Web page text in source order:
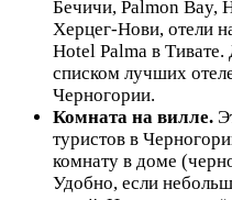
Бечичи, Palmon Bay,
Херцег-Нови, отели
Hotel Palma в
списком лучших
Черногории.
Комната на вилле.
туристов в
комнату в доме
Удобно, если